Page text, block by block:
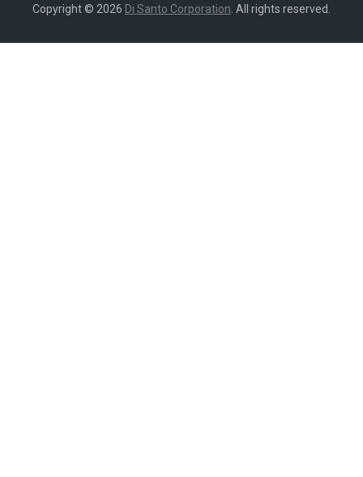
Copyright © 2026 Di Santo Corporation. All rights reserved.